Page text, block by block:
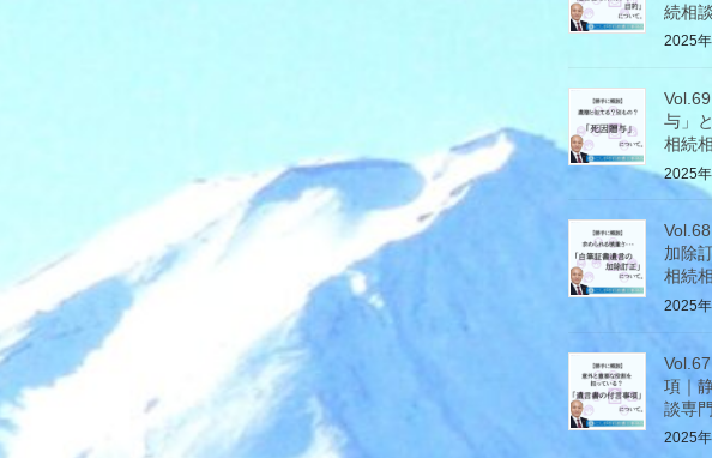
続相
2025
与」
相続
2025
加除
相続
2025
項｜
談専
2025